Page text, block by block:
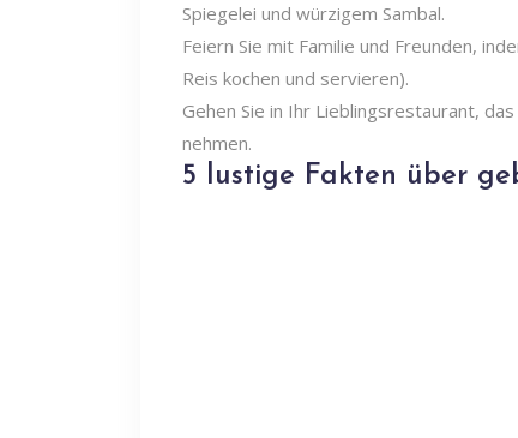
Spiegelei und würzigem Sambal.
Feiern Sie mit Familie und Freunden,
Reis kochen und servieren).
Gehen Sie in Ihr Lieblingsrestaurant,
nehmen.
5 lustige Fakten über